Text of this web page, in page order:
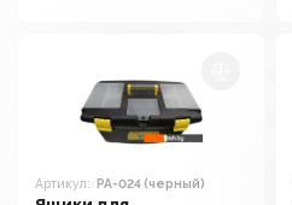
Артикул: PA-024 (черный)